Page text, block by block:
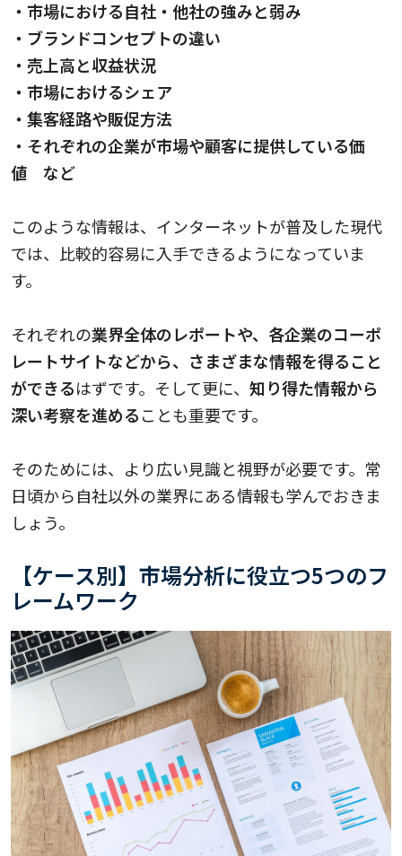
・市場における自社・他社の強みと弱み
・ブランドコンセプトの違い
・売上高と収益状況
・市場におけるシェア
・集客経路や販促方法
・それぞれの企業が市場や顧客に提供している価
値 など
このような情報は、インターネットが普及した現代
では、比較的容易に入手できるようになっていま
す。
それぞれの業界全体のレポートや、各企業のコーポ
レートサイトなどから、さまざまな情報を得ること
ができるはずです。そして更に、 知り得た情報から
深い考察を進めることも重要です。
そのためには、より広い見識と視野が必要です。常
日頃から自社以外の業界にある情報も学んでおきま
しょう。
【ケース別】市場分析に役立つ5つのフ
レームワーク